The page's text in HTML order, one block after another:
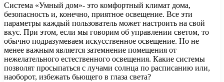
Система «Умный дом»- это комфортный климат дома,
безопасность и, конечно, приятное освещение. Все эти
параметры каждый пользователь может настроить на свой
вкус. При этом, если мы говорим об управлении светом, то
обычно подразумеваем искусственное освещение. Но не
менее важным является затемнение помещения от
нежелательного естественного освещения. Какие системы
позволят просыпаться с лучами солнца по расписанию или,
наоборот, избежать бьющего в глаза света?